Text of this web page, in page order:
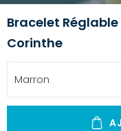
Bracelet Réglable
Corinthe
Marron